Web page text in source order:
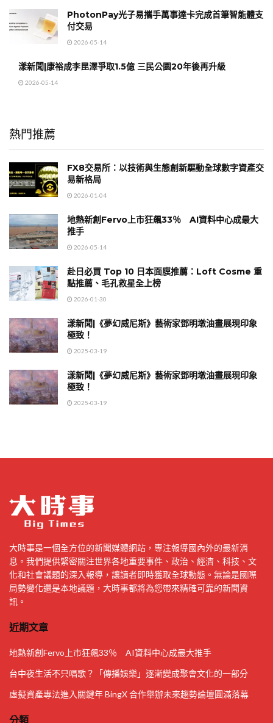
PhotonPay光子易攜手萬事達卡完成首筆智能體支
付交易
2026-05-14
漾新聞|康裕成李昆澤爭取1.5億 三民公園20年後再升級
2026-05-14
熱門推薦
FX8交易所：以技術與生態創新驅動全球數字資產交
易新格局
2026-01-04
地熱新創Fervo上市狂飆33％ AI資料中心成最大
推手
2026-05-14
赴日必買 Top 10 日本面膜推薦：Loft Cosme 重
點推薦、毛孔救星全上榜
2026-01-30
漾新聞|《夢幻威尼斯》藝術家鄧明墩油畫展現印象
極致！
2025-03-19
漾新聞|《夢幻威尼斯》藝術家鄧明墩油畫展現印象
極致！
2025-03-19
大時事是一個全方位的新聞媒體網站，專注報導國內外的最新消
息。我們提供緊密關注世界各地重要事件、政治、經濟、科技、文
化和社會議題的深入報導，讓讀者即時獲取全球動態。無論是國際
局勢變化還是本地議題，大時事都將為您帶來精確可靠的新聞資
訊。
近期文章
地熱新創Fervo上市狂飆33％ AI資料中心成最大推手
台中夜生活不只唱歌？「傳播娛樂」逐漸變成聚會文化的一部分
虛擬資產專法進入關鍵年 BingX 合作舉辦未來趨勢論壇圓滿落幕
分類